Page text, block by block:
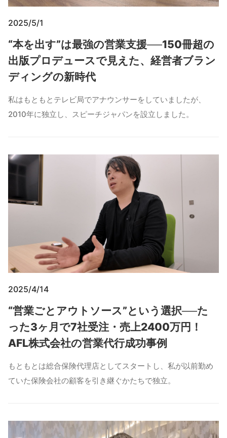
2025/5/1
“本を出す”は最強の営業支援──150冊超の
出版プロデュースで見えた、経営者ブラン
ディングの新時代
私はもともとテレビ局でアナウンサーをしていましたが、
2010年に独立し、スピーチジャパンを設立しました。
2025/4/14
“営業ごとアウトソース”という選択──た
った3ヶ月で7社受注・売上2400万円！
AFL株式会社の営業代行成功事例
もともとは総合保険代理店としてスタートし、私が以前勤め
ていた保険会社の顧客を引き継ぐかたちで独立。